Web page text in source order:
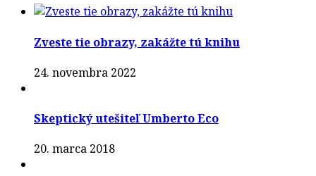
Zveste tie obrazy, zakážte tú knihu
24. novembra 2022
Skeptický utešiteľ Umberto Eco
20. marca 2018